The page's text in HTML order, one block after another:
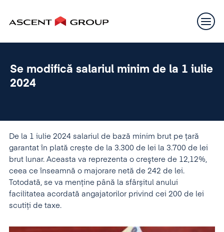
Se modifică salariul minim de la 1 iulie
2024
De la 1 iulie 2024 salariul de bază minim brut pe țară
garantat în plată crește de la 3.300 de lei la 3.700 de lei
brut lunar. Aceasta va reprezenta o creştere de 12,12%,
ceea ce înseamnă o majorare netă de 242 de lei.
Totodată, se va menține până la sfârșitul anului
facilitatea acordată angajatorilor privind cei 200 de lei
scutiți de taxe.